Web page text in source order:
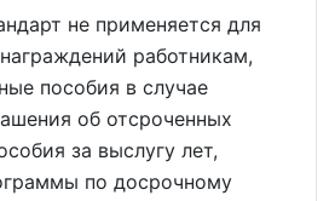
не применяется для
работникам,
пособия в случае
об отсроченных
за выслугу лет,
по досрочному